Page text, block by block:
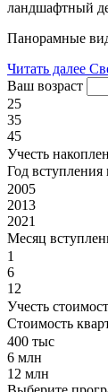
ландшафтный
Панорамные
Читать далее
Ваш возраст
25
35
45
Учесть
Год
2005
2013
2021
Месяц
1
6
12
Учесть
Стоимость
400 тыс
6 млн
12 млн